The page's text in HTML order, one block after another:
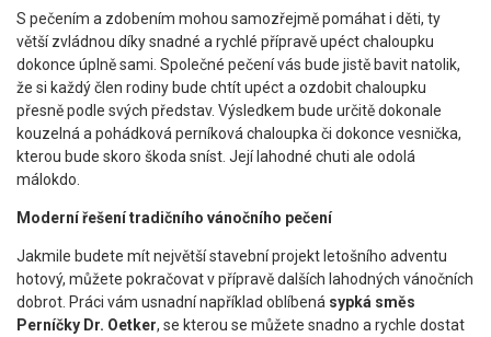
S pečením a zdobením mohou samozřejmě pomáhat i děti, ty
větší zvládnou díky snadné a rychlé přípravě upéct chaloupku
dokonce úplně sami. Společné pečení vás bude jistě bavit natolik,
že si každý člen rodiny bude chtít upéct a ozdobit chaloupku
přesně podle svých představ. Výsledkem bude určitě dokonale
kouzelná a pohádková perníková chaloupka či dokonce vesnička,
kterou bude skoro škoda sníst. Její lahodné chuti ale odolá
málokdo.
Moderní řešení tradičního vánočního pečení
Jakmile budete mít největší stavební projekt letošního adventu
hotový, můžete pokračovat v přípravě dalších lahodných vánočních
dobrot. Práci vám usnadní například oblíbená sypká směs
Perníčky Dr. Oetker, se kterou se můžete snadno a rychle dostat